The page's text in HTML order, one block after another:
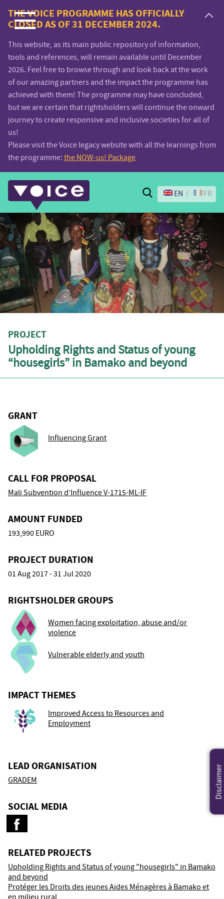
Voice.Global
website
THE VOICE PROGRAMME HAS OFFICIALLY
CLOSED AS OF 31 DECEMBER 2024.
This website, as its main public repository of information,
tools and references, will remain available until December
2026. Feel free to browse through and look back at the work
of our amazing partners and the impact the programme has
achieved with them! The programme may have concluded,
but we are certain that rightsholders will continue the onward
journey to create responsive and inclusive societies for all of
us!
Please visit the Voice legacy website with all the learnings from
the programme: the NOW-us! Package
Search
EN FR
PROJECT
Upholding Rights and Status of young
“housegirls” in Bamako and beyond
GRANT
Influencing Grant
CALL FOR PROPOSAL
Mali Subvention d’Influence V-1715-ML-IF
AMOUNT FUNDED
193,990 EURO
PROJECT DURATION
01 Aug 2017 - 31 Jul 2020
RIGHTSHOLDER GROUPS
Women facing exploitation, abuse and/or
violence
Vulnerable elderly and youth
IMPACT THEMES
Improved Access to Resources and
Employment
LEAD ORGANISATION
GRADEM
SOCIAL MEDIA
RELATED PROJECTS
Upholding Rights and Status of young "housegirls" in Bamako
and beyond
Protéger les Droits des jeunes Aides Ménagères à Bamako et
en milieu rural
Disclaimer